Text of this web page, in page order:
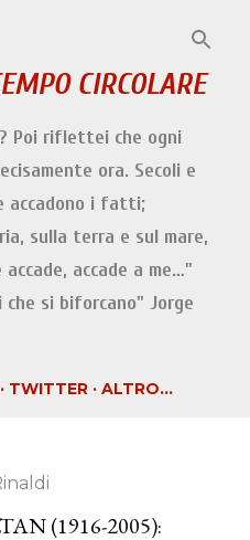
CIRCOLARE
Poi riflettei che ogni
ora. Secoli e
accadono i fatti;
sulla terra e sul mare,
accade a me…"
si biforcano" Jorge
TWITTER ALTRO…
(1916-2005):